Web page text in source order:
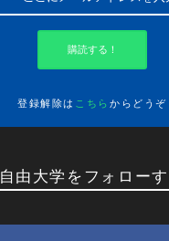
購読する！
登録解除は こちら からどうぞ
自由大学をフォロー